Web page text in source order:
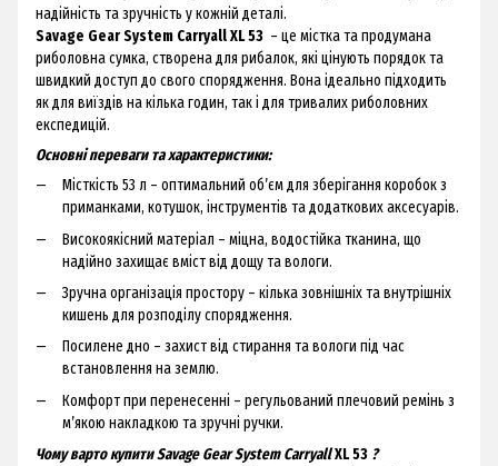
надійність та зручність у кожній деталі.
Savage Gear System Carryall XL 53​​​​​​​ – це містка та продумана
риболовна сумка, створена для рибалок, які цінують порядок та
швидкий доступ до свого спорядження. Вона ідеально підходить
як для виїздів на кілька годин, так і для тривалих риболовних
експедицій.
Основні переваги та характеристики:
Місткість 53 л – оптимальний об’єм для зберігання коробок з
приманками, котушок, інструментів та додаткових аксесуарів.
Високоякісний матеріал – міцна, водостійка тканина, що
надійно захищає вміст від дощу та вологи.
Зручна організація простору – кілька зовнішніх та внутрішніх
кишень для розподілу спорядження.
Посилене дно – захист від стирання та вологи під час
встановлення на землю.
Комфорт при перенесенні – регульований плечовий ремінь з
м’якою накладкою та зручні ручки.
Чому варто купити Savage Gear System CarryallXL 53​​​​​​​ ?